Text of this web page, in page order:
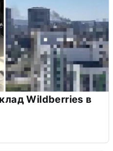
Wildberries в